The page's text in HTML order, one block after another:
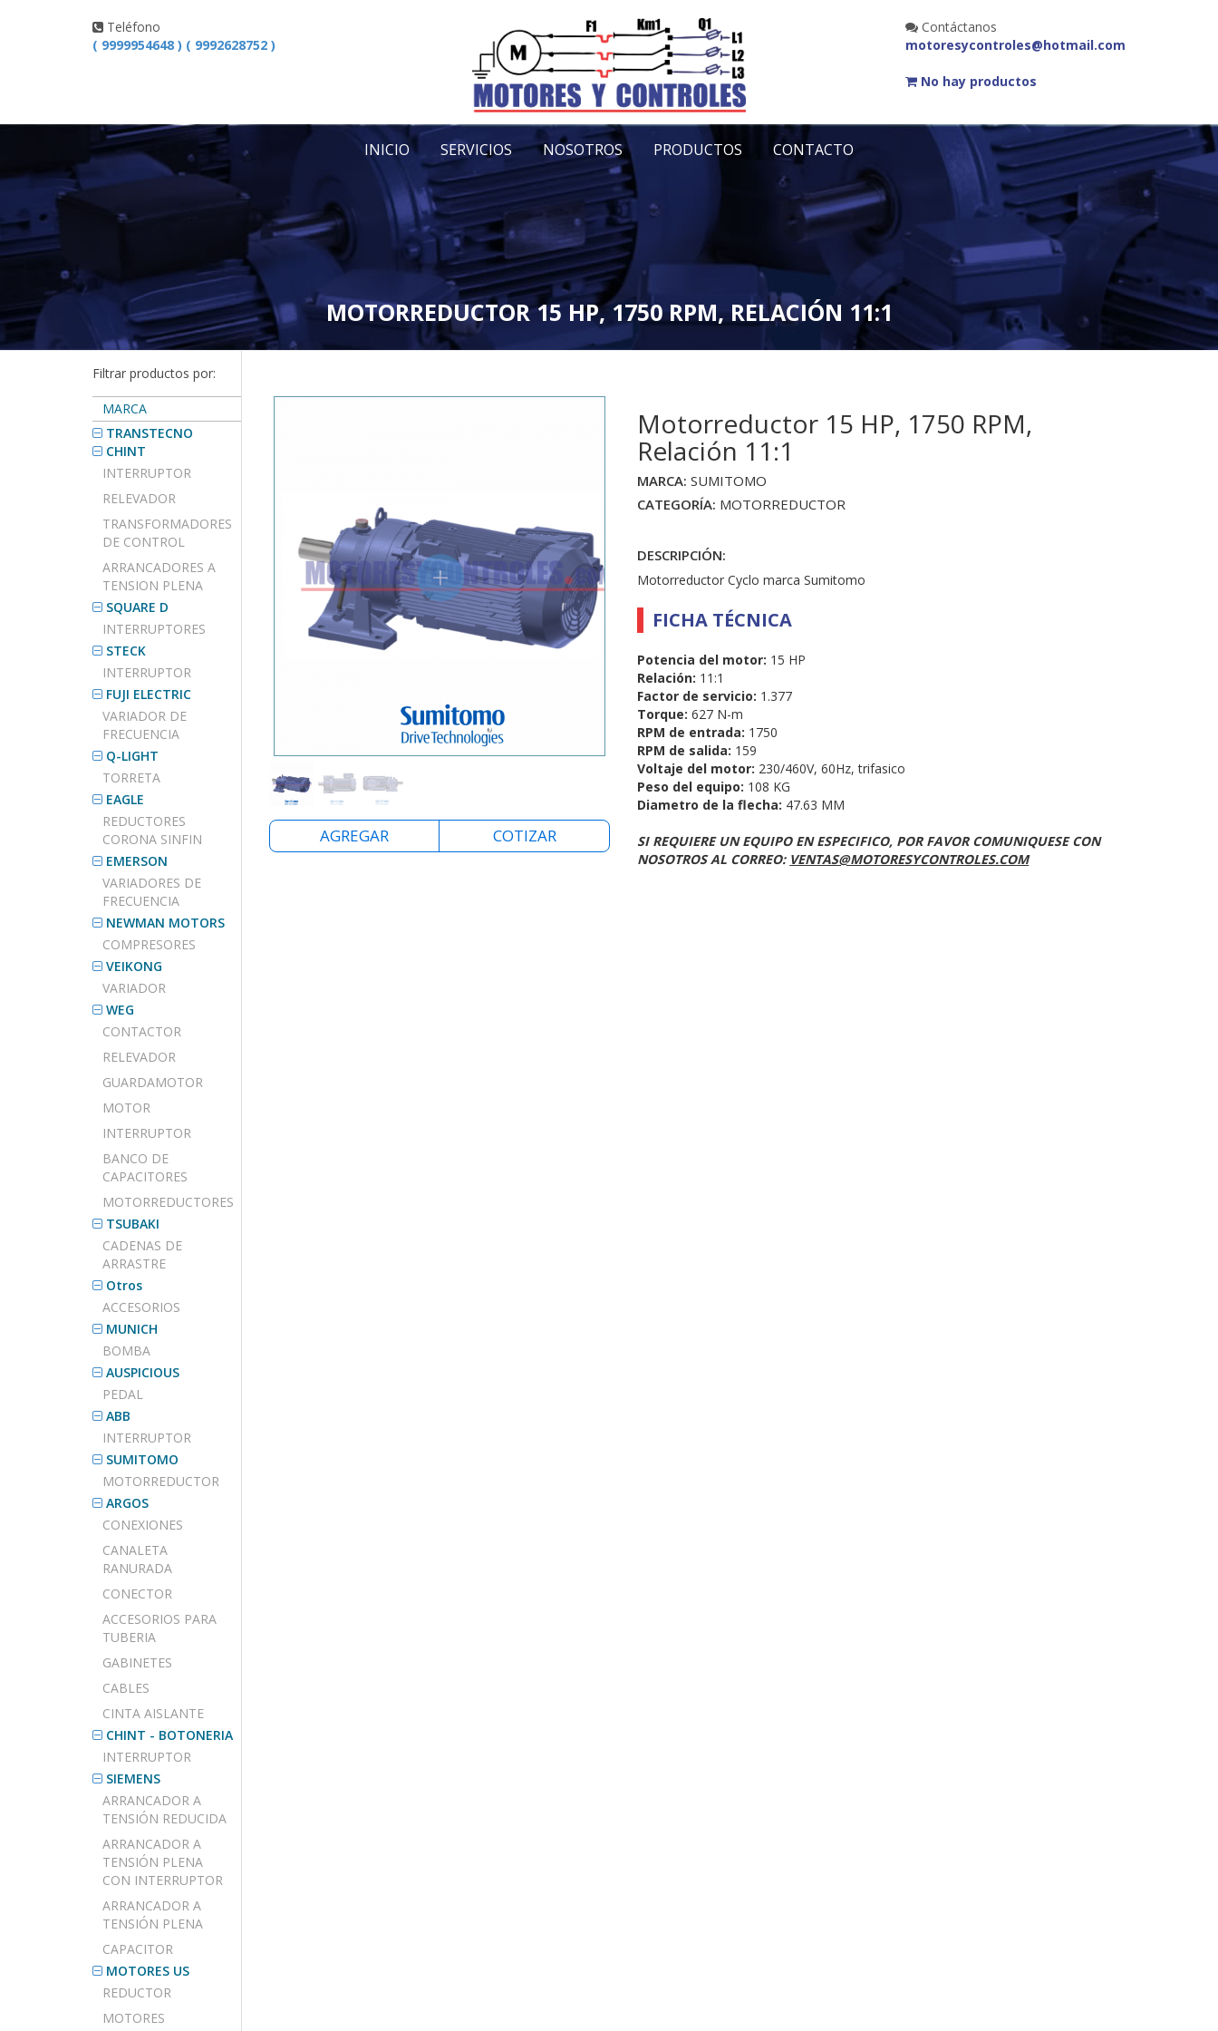
Teléfono
( 9999954648 ) ( 9992628752 )
Contáctanos
motoresycontroles@hotmail.com
No hay productos
INICIO SERVICIOS NOSOTROS PRODUCTOS CONTACTO
MOTORREDUCTOR 15 HP, 1750 RPM, RELACIÓN 11:1
Filtrar productos por:
MARCA
TRANSTECNO
CHINT
INTERRUPTOR
RELEVADOR
TRANSFORMADORES
DE CONTROL
ARRANCADORES A
TENSION PLENA
SQUARE D
INTERRUPTORES
STECK
INTERRUPTOR
FUJI ELECTRIC
VARIADOR DE
FRECUENCIA
Q-LIGHT
TORRETA
EAGLE
REDUCTORES
CORONA SINFIN
EMERSON
VARIADORES DE
FRECUENCIA
NEWMAN MOTORS
COMPRESORES
VEIKONG
VARIADOR
WEG
CONTACTOR
RELEVADOR
GUARDAMOTOR
MOTOR
INTERRUPTOR
BANCO DE
CAPACITORES
MOTORREDUCTORES
TSUBAKI
CADENAS DE
ARRASTRE
Otros
ACCESORIOS
MUNICH
BOMBA
AUSPICIOUS
PEDAL
ABB
INTERRUPTOR
SUMITOMO
MOTORREDUCTOR
ARGOS
CONEXIONES
CANALETA
RANURADA
CONECTOR
ACCESORIOS PARA
TUBERIA
GABINETES
CABLES
CINTA AISLANTE
CHINT - BOTONERIA
INTERRUPTOR
SIEMENS
ARRANCADOR A
TENSIÓN REDUCIDA
ARRANCADOR A
TENSIÓN PLENA
CON INTERRUPTOR
ARRANCADOR A
TENSIÓN PLENA
CAPACITOR
MOTORES US
REDUCTOR
MOTORES
+
AGREGAR COTIZAR
Motorreductor 15 HP, 1750 RPM,
Relación 11:1
MARCA: SUMITOMO
CATEGORÍA: MOTORREDUCTOR
DESCRIPCIÓN:
Motorreductor Cyclo marca Sumitomo
FICHA TÉCNICA
Potencia del motor: 15 HP
Relación: 11:1
Factor de servicio: 1.377
Torque: 627 N-m
RPM de entrada: 1750
RPM de salida: 159
Voltaje del motor: 230/460V, 60Hz, trifasico
Peso del equipo: 108 KG
Diametro de la flecha: 47.63 MM
SI REQUIERE UN EQUIPO EN ESPECIFICO, POR FAVOR COMUNIQUESE CON
NOSOTROS AL CORREO: VENTAS@MOTORESYCONTROLES.COM